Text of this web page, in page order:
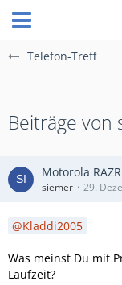
Telefon-Treff
Beiträge von
Motorola
siemer 29.
Kladdi2005
Was meinst Du mit
Laufzeit?